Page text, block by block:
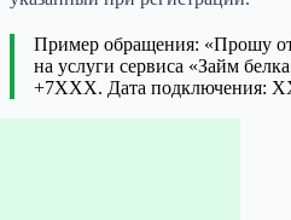
Пример обращения: «Прошу
на услуги сервиса «Займ
+7XXX. Дата подключения: